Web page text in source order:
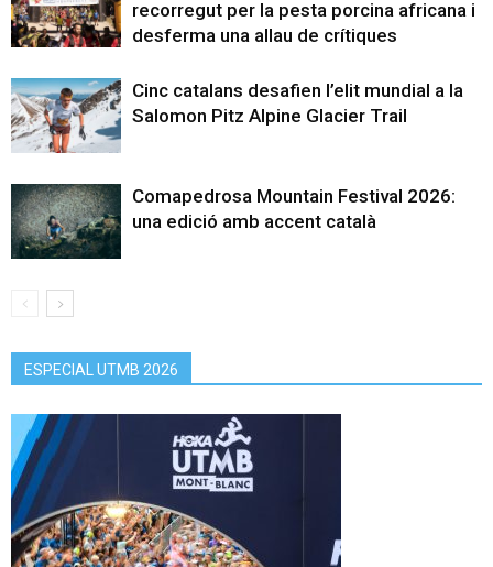
recorregut per la pesta porcina africana i
desferma una allau de crítiques
Cinc catalans desafien l’elit mundial a la
Salomon Pitz Alpine Glacier Trail
Comapedrosa Mountain Festival 2026:
una edició amb accent català
ESPECIAL UTMB 2026